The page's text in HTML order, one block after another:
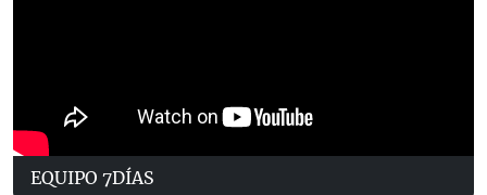
EQUIPO 7DÍAS